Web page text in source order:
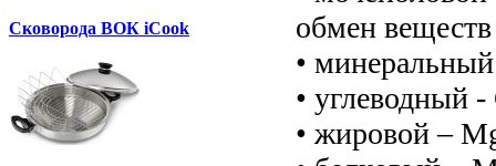
обмен
•
• углеводный
• жировой –
Сковорода ВОК iCook